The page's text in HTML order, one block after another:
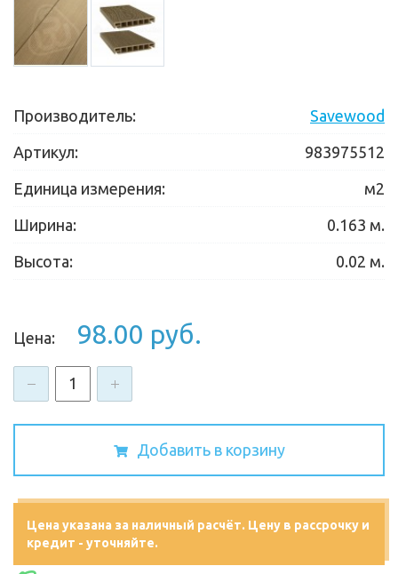
Производитель: Savewood
Артикул: 983975512
Единица измерения: м2
Ширина: 0.163 м.
Высота: 0.02 м.
Цена: 98.00 руб.
Добавить в корзину
Цена указана за наличный расчёт. Цену в рассрочку и
кредит - уточняйте.